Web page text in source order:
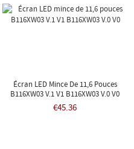
Écran LED Mince De 11,6 Pouces
B116XW03 V.1 V1 B116XW03 V.0 V0
€45.36